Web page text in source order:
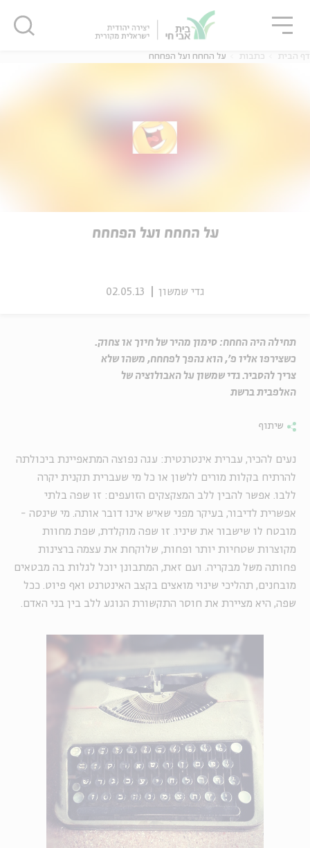
אנגלית
דף הבית כתבות על החחח ועל הפחחח
על החחח ועל הפחחח
גדי שמשון 02.05.13
תחילה היה החחח: סימון מהיר של חיוך או צחוק.
כשצירפו אליו פ', הוא נהפך לפחחח, משהו שלא
צריך להסביר. גדי שמשון על האבולוציה של
האלפבית ברשת
שיתוף
נעים להכיר, עברית אינטרנטית: עגה נפוצה המתאפיינת ביכולתה
להרתיח בקלות מורים ללשון או כל מי שעברית תקנית יקרה
ללבו. אפשר להבין ללב המצקצקים הזועפים: זו שפה בלתי
אפשרית לדיבור, בעיקר מפני שאיש אינו דובר אותה. מי שינסה -
מובטח לו שישבור את שיניו. זו שפה מוקלדת, שפת מחוות
מקוצרות שטחיות יותר ופחות, שלוקחת את עצמה ברצינות
פחותה משל מבקריה. ועם זאת, המתבונן יוכל לגלות בה מבטאים
מובחנים, תהליכי שינוי מואצים בקצב האינטרנט ואף פיוט. ככל
שפה, היא מציירת את חוסר התקשורת הנוגע ללב בין בני האדם.
סגור